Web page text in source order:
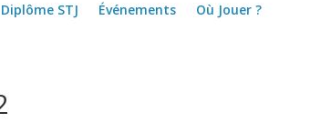
Diplôme STJ Événements Où Jouer ?